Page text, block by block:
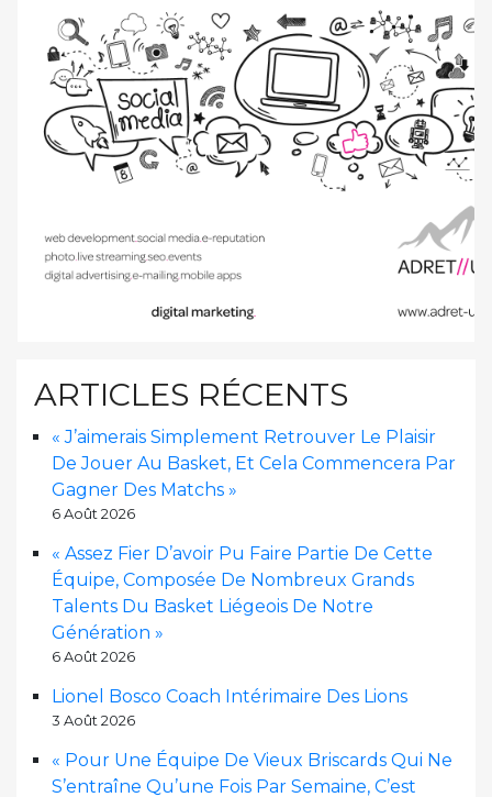
ARTICLES RÉCENTS
« J’aimerais Simplement Retrouver Le Plaisir
De Jouer Au Basket, Et Cela Commencera Par
Gagner Des Matchs »
6 Août 2026
« Assez Fier D’avoir Pu Faire Partie De Cette
Équipe, Composée De Nombreux Grands
Talents Du Basket Liégeois De Notre
Génération »
6 Août 2026
Lionel Bosco Coach Intérimaire Des Lions
3 Août 2026
« Pour Une Équipe De Vieux Briscards Qui Ne
S’entraîne Qu’une Fois Par Semaine, C’est